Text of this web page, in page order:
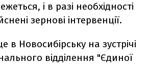
і в разі необхідності
зернові інтервенції.
в Новосибірську на зустрічі
відділення "Єдиної